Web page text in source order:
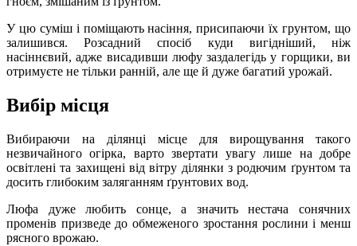
У цю суміш і поміщають насіння, присипаючи їх грунтом, що
залишився. Розсадний спосіб куди вигідніший, ніж
насіннєвий, адже висадивши люфу заздалегідь у горщики, ви
отримуєте не тільки ранній, але ще й дуже багатий урожай.
Вибір місця
Вибираючи на ділянці місце для вирощування такого
незвичайного огірка, варто звертати увагу лише на добре
освітлені та захищені від вітру ділянки з родючим ґрунтом та
досить глибоким заляганням ґрунтових вод.
Люфа дуже любить сонце, а значить нестача сонячних
променів призведе до обмеженого зростання рослини і менш
рясного врожаю.